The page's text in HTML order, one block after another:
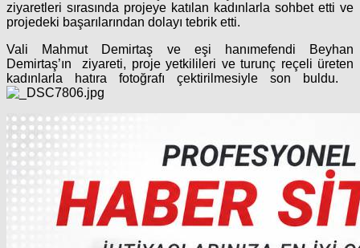
ziyaretleri sırasında projeye katılan kadınlarla sohbet etti ve
projedeki başarılarından dolayı tebrik etti.
Vali Mahmut Demirtaş ve eşi hanımefendi Beyhan
Demirtaş’ın ziyareti, proje yetkilileri ve turunç reçeli üreten
kadınlarla hatıra fotoğrafı çektirilmesiyle son buldu.